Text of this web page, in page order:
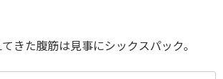
きた腹筋は見事にシックスパック。